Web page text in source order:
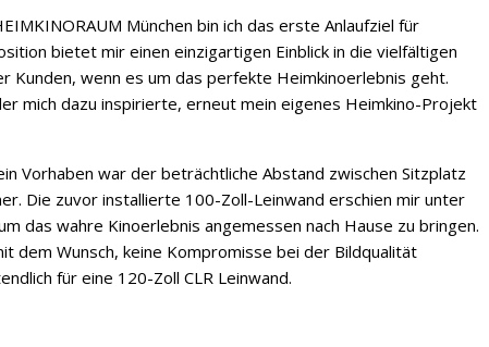
München bin ich das erste Anlaufziel für
bietet mir einen einzigartigen Einblick in die vielfältigen
Kunden, wenn es um das perfekte Heimkinoerlebnis geht.
mich dazu inspirierte, erneut mein eigenes Heimkino-Projekt
Vorhaben war der beträchtliche Abstand zwischen Sitzplatz
Die zuvor installierte 100-Zoll-Leinwand erschien mir unter
das wahre Kinoerlebnis angemessen nach Hause zu bringen.
dem Wunsch, keine Kompromisse bei der Bildqualität
für eine 120-Zoll CLR Leinwand.